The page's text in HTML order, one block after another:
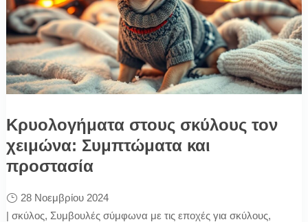
Κρυολογήματα στους σκύλους τον
χειμώνα: Συμπτώματα και
προστασία
28 Νοεμβρίου 2024
| σκύλος, Συμβουλές σύμφωνα με τις εποχές για σκύλους,